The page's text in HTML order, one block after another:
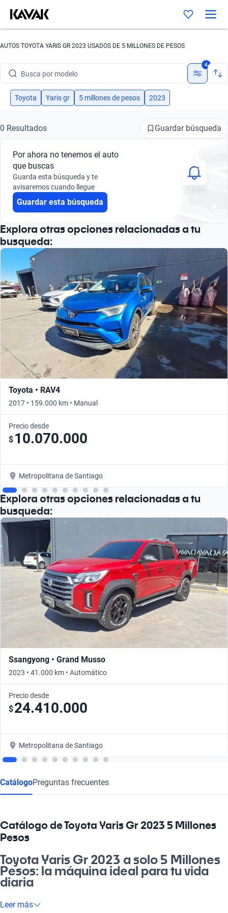
AUTOS TOYOTA YARIS GR 2023 USADOS DE 5 MILLONES DE PESOS
Busca por modelo
Busca por versión
Busca por marca
Busca por modelo
Busca por versión
4
Toyota Yaris gr 5 millones de pesos 2023
0 Resultados Guardar búsqueda
Por ahora no tenemos el auto
que buscas
Guarda esta búsqueda y te
avisaremos cuando llegue
Guardar esta búsqueda
Explora otras opciones relacionadas a tu
busqueda:
Toyota • RAV4
2017 • 159.000 km • Manual
Precio desde
$ 10.070.000
Metropolitana de Santiago
Explora otras opciones relacionadas a tu
busqueda:
Ssangyong • Grand Musso
2023 • 41.000 km • Automático
Precio desde
$24.410.000
Metropolitana de Santiago
CatálogoPreguntas frecuentes
Catálogo de Toyota Yaris Gr 2023 5 Millones
Pesos
Toyota Yaris Gr 2023 a solo 5 Millones
Pesos: la máquina ideal para tu vida
diaria
¿Estás buscando un auto que se adapte a tu rutinas diarias? El
Leer más